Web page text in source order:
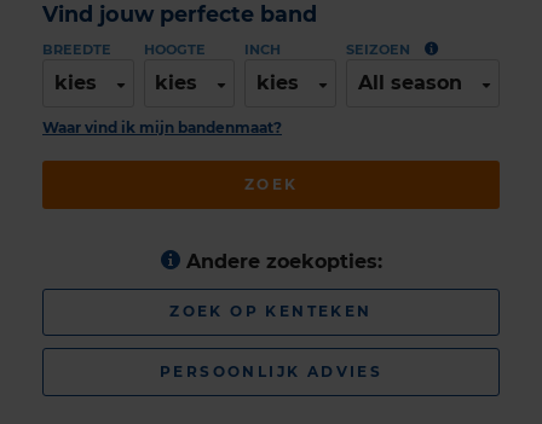
Vind jouw perfecte band
BREEDTE
kies
HOOGTE
kies
INCH
kies
SEIZOEN
All season
ZOEK
Waar vind ik mijn bandenmaat?
Andere zoekopties:
ZOEK OP KENTEKEN
PERSOONLIJK ADVIES